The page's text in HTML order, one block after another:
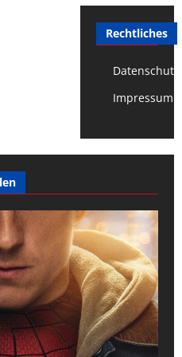
Rechtliches
Impressum